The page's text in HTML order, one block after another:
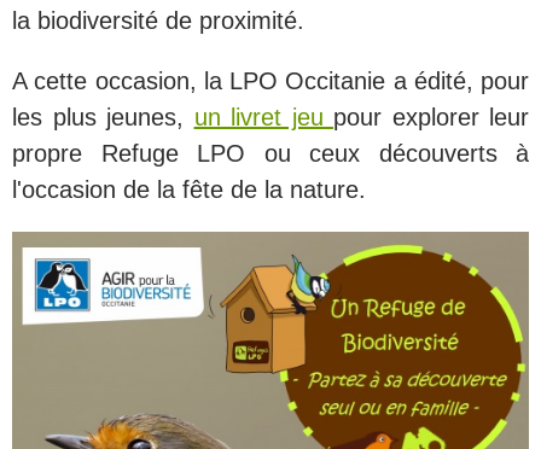
la biodiversité de proximité.
A cette occasion, la LPO Occitanie a édité, pour
les plus jeunes, un livret jeu pour explorer leur
propre Refuge LPO ou ceux découverts à
l'occasion de la fête de la nature.